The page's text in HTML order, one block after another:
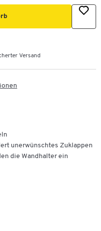
Versand
unerwünschtes Zuklappen
die Wandhalter ein